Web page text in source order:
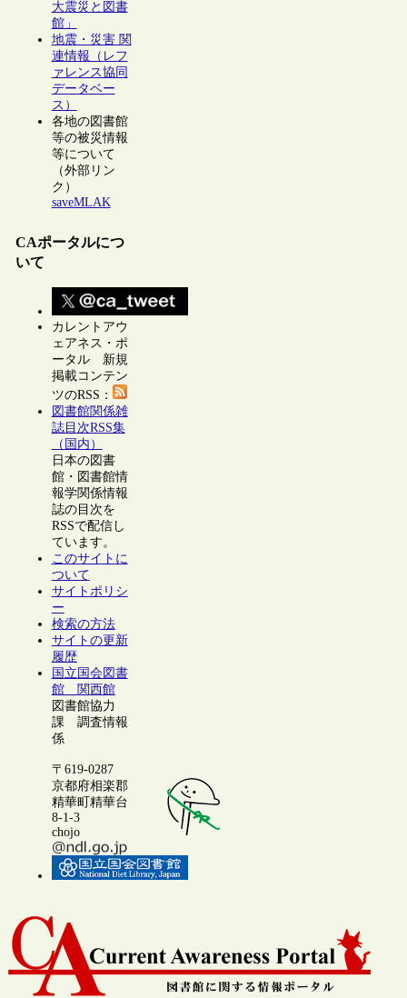
大震災と図書
館」
地震・災害 関
連情報（レフ
ァレンス協同
データベー
ス）
各地の図書館
等の被災情報
等について
（外部リン
ク）
saveMLAK
CAポータルにつ
いて
カレントアウ
ェアネス・ポ
ータル 新規
掲載コンテン
ツのRSS：
図書館関係雑
誌目次RSS集
（国内）
日本の図書
館・図書館情
報学関係情報
誌の目次を
RSSで配信し
ています。
このサイトに
ついて
サイトポリシ
ー
検索の方法
サイトの更新
履歴
国立国会図書
館 関西館
図書館協力
課 調査情報
係
〒619-0287
京都府相楽郡
精華町精華台
8-1-3
chojo